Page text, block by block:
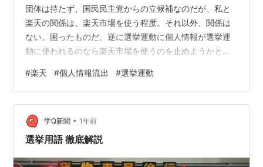
団体は持たず、国民民主党からの立候補なのだが、私と
楽天の関係は、楽天市場を使う程度。それ以外、関係は
ない。困ったものだ。逆に選挙運動に個人情報が選挙運
動に使われるのなら楽天市場を使うのを止めようかと思
リックしていただけると投票されます。
#楽天 #個人情報流出 #選挙運動
学Q新聞 • 1年前
選挙用語 徹底解説